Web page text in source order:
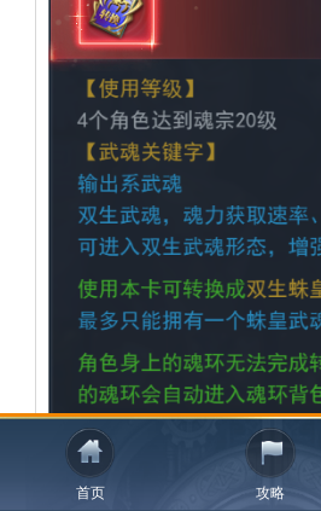
首页 攻略